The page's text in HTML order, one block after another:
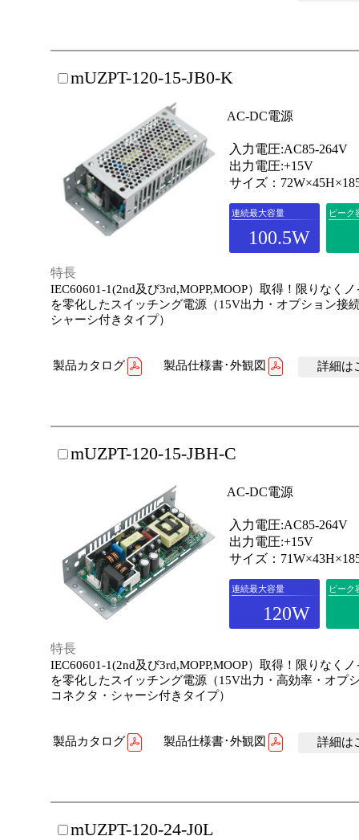
mUZPT-120-15-JB0-K
AC-DC電源
入力電圧:AC85-264V
出力電圧:+15V
サイズ：
連続最大容量
100.5W
ピーク
特長
IEC60601-1(2nd及び3rd,MOPP,MOOP）取得！限りなく
を零化したスイッチング電源（15V出力・オプション接
シャーシ付きタイプ）
製品カタログ 製品仕様書･外観図 詳細は
mUZPT-120-15-JBH-C
AC-DC電源
入力電圧:AC85-264V
出力電圧:+15V
サイズ：
連続最大容量
120W
ピーク
特長
IEC60601-1(2nd及び3rd,MOPP,MOOP）取得！限りなく
を零化したスイッチング電源（15V出力・高効率・オプ
コネクタ・シャーシ付きタイプ）
製品カタログ 製品仕様書･外観図 詳細は
mUZPT-120-24-J0L